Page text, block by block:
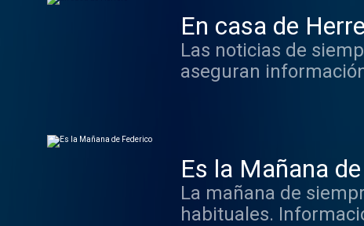
En casa de
Las noticias de
aseguran
Es la Mañana
La mañana de
habituales.